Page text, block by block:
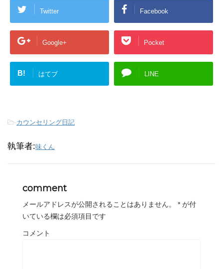
Twitter Facebook
Google+ Pocket
B! はてブ LINE
-カウンセリング日記
執筆者:味くん
comment
メールアドレスが公開されることはありません。 * が付
いている欄は必須項目です
コメント